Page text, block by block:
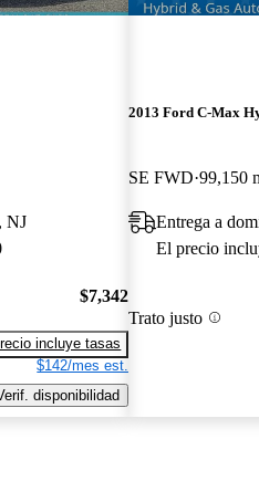
NJ
$7,342
incluye tasas
$142/mes est.
disponibilidad
2013 Ford C-Max
SE FWD 99,150
Entrega a
El precio
Trato justo